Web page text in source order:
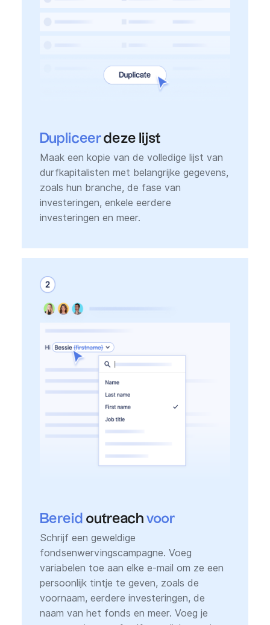
Dupliceerdeze lijst
Maak een kopie van de volledige lijst van
durfkapitalisten met belangrijke gegevens,
zoals hun branche, de fase van
investeringen, enkele eerdere
investeringen en meer.
Bereid outreach voor
Schrijf een geweldige
fondsenwervingscampagne. Voeg
variabelen toe aan elke e-mail om ze een
persoonlijk tintje te geven, zoals de
voornaam, eerdere investeringen, de
naam van het fonds en meer. Voeg je